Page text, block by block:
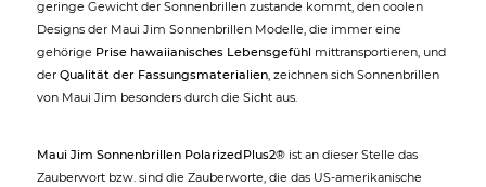
geringe Gewicht der Sonnenbrillen zustande kommt, den coolen
Designs der Maui Jim Sonnenbrillen Modelle, die immer eine
gehörige Prise hawaiianisches Lebensgefühl mittransportieren, und
der Qualität der Fassungsmaterialien, zeichnen sich Sonnenbrillen
von Maui Jim besonders durch die Sicht aus.
Maui Jim Sonnenbrillen PolarizedPlus2® ist an dieser Stelle das
Zauberwort bzw. sind die Zauberworte, die das US-amerikanische